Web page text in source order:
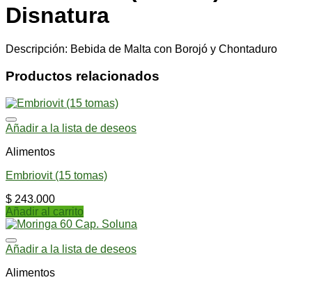
Disnatura
Descripción: Bebida de Malta con Borojó y Chontaduro
Productos relacionados
Añadir a la lista de deseos
Alimentos
Embriovit (15 tomas)
$ 243.000
Añadir al carrito
Añadir a la lista de deseos
Alimentos